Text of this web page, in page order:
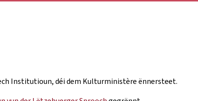
Institutioun, déi dem Kulturministère ënnersteet.